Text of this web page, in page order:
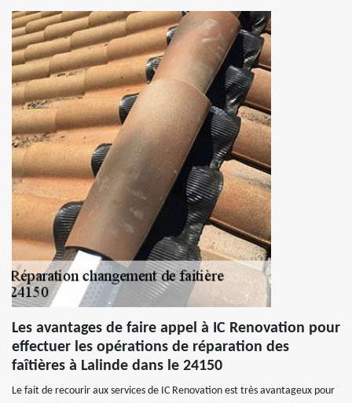
Les avantages de faire appel à IC Renovation pour
effectuer les opérations de réparation des
faîtières à Lalinde dans le 24150
Le fait de recourir aux services de IC Renovation est très avantageux pour